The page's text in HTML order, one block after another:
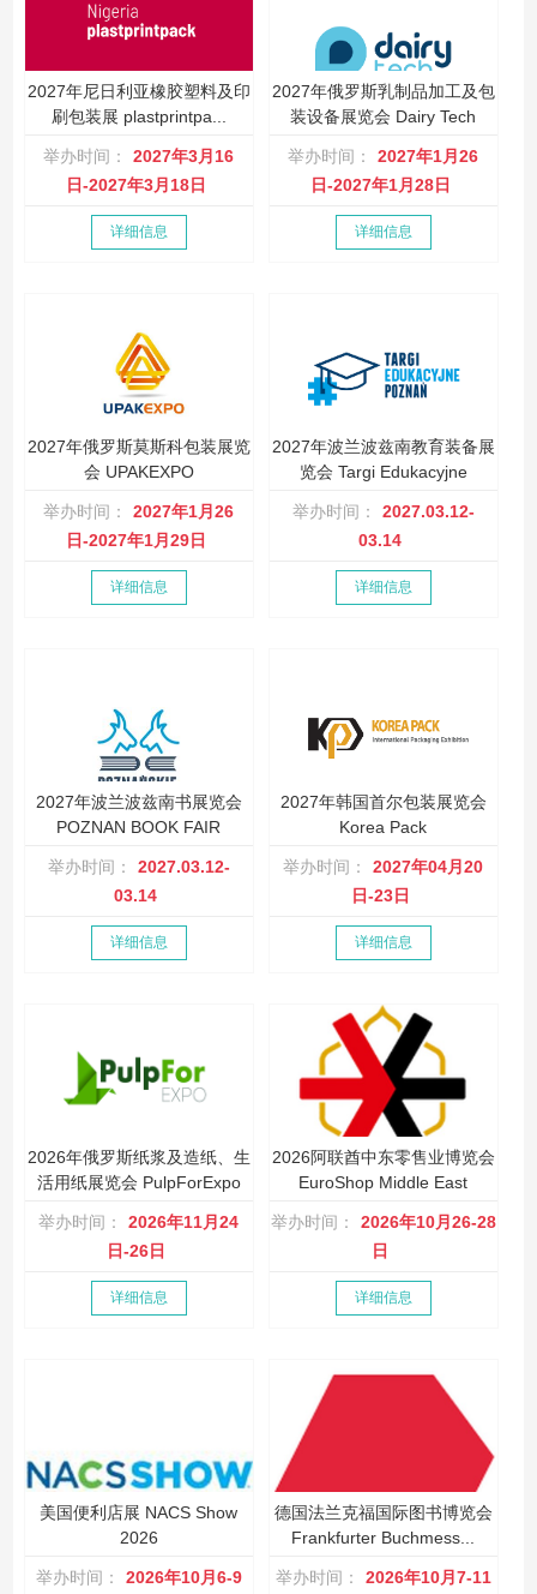
2027年尼日利亚橡胶塑料及印
刷包装展 plastprintpa...
举办时间：
2027年3月16
日-2027年3月18日
详细信息
2027年俄罗斯乳制品加工及包
装设备展览会 Dairy Tech
举办时间：
2027年1月26
日-2027年1月28日
详细信息
2027年俄罗斯莫斯科包装展览
会 UPAKEXPO
举办时间：
2027年1月26
日-2027年1月29日
详细信息
2027年波兰波兹南教育装备展
览会 Targi Edukacyjne
举办时间：
2027.03.12-
03.14
详细信息
2027年波兰波兹南书展览会
POZNAN BOOK FAIR
举办时间：
2027.03.12-
03.14
详细信息
2027年韩国首尔包装展览会
Korea Pack
举办时间：
2027年04月20
日-23日
详细信息
2026年俄罗斯纸浆及造纸、生
活用纸展览会 PulpForExpo
举办时间：
2026年11月24
日-26日
详细信息
2026阿联酋中东零售业博览会
EuroShop Middle East
举办时间：
2026年10月26-28
日
详细信息
美国便利店展 NACS Show
2026
举办时间：
2026年10月6-9
德国法兰克福国际图书博览会
Frankfurter Buchmess...
举办时间：
2026年10月7-11